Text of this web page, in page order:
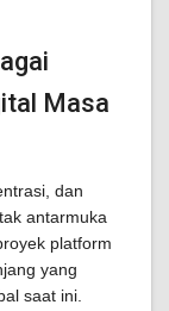
Masa
dan
antarmuka
platform
yang
saat ini.